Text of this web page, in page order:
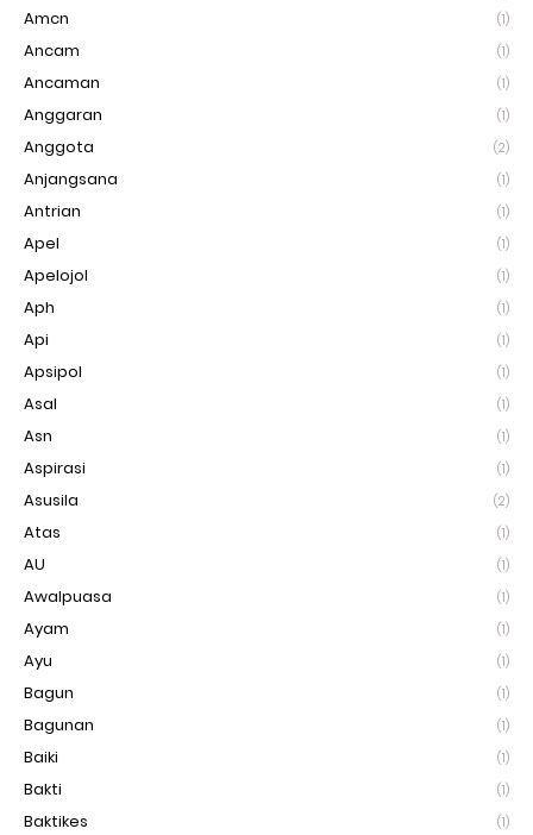
Amcn (1)
Ancam (1)
Ancaman (1)
Anggaran (1)
Anggota (2)
Anjangsana (1)
Antrian (1)
Apel (1)
Apelojol (1)
Aph (1)
Api (1)
Apsipol (1)
Asal (1)
Asn (1)
Aspirasi (1)
Asusila (2)
Atas (1)
AU (1)
Awalpuasa (1)
Ayam (1)
Ayu (1)
Bagun (1)
Bagunan (1)
Baiki (1)
Bakti (1)
Baktikes (1)